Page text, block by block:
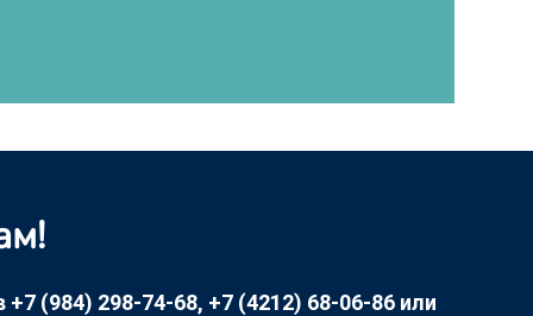
(984) 298-74-68, +7 (4212) 68-06-86 или